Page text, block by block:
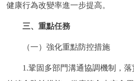
健康行為改變率進一步提高。
三、重點任務
（一）強化重點防控措施
1.鞏固多部門溝通協調機制，落